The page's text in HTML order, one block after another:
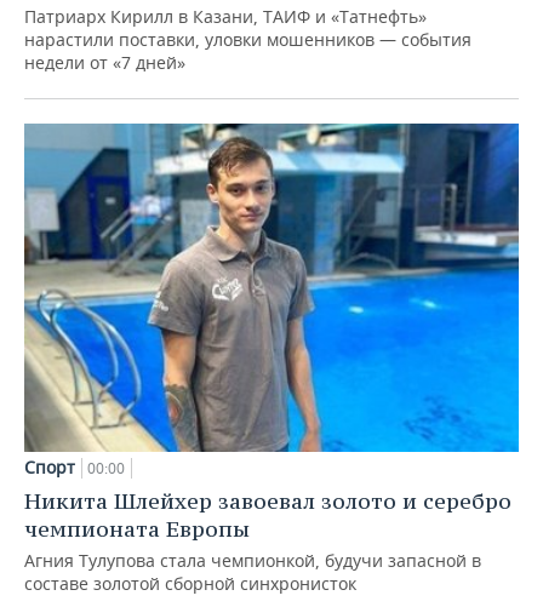
Патриарх Кирилл в Казани, ТАИФ и «Татнефть»
нарастили поставки, уловки мошенников — события
недели от «7 дней»
Спорт 00:00
Никита Шлейхер завоевал золото и серебро
чемпионата Европы
Агния Тулупова стала чемпионкой, будучи запасной в
составе золотой сборной синхронисток